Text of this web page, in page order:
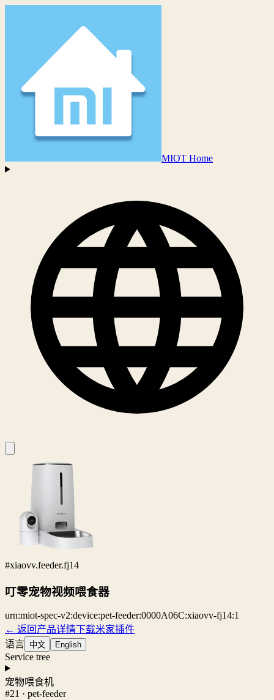
MIOT Home
#xiaovv.feeder.fj14
叮零宠物视频喂食器
urn:miot-spec-v2:device:pet-feeder:0000A06C:xiaovv-fj14:1
← 返回产品详情下载米家插件
语言 中文 English
Service tree
宠物喂食机
#21 · pet-feeder